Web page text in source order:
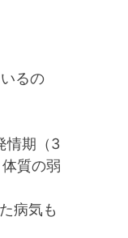
るの
情期（3
質の弱
病気も